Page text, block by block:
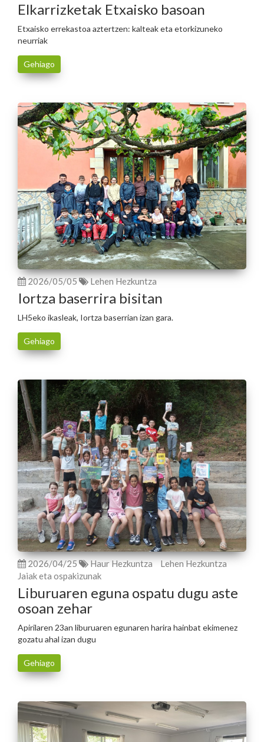
Elkarrizketak Etxaisko basoan
Etxaisko errekastoa aztertzen: kalteak eta etorkizuneko
neurriak
Gehiago
2026/05/05 Lehen Hezkuntza
Iortza baserrira bisitan
LH5eko ikasleak, Iortza baserrian izan gara.
Gehiago
2026/04/25 Haur Hezkuntza
Lehen Hezkuntza
Jaiak eta ospakizunak
Liburuaren eguna ospatu dugu aste
osoan zehar
Apirilaren 23an liburuaren egunaren harira hainbat ekimenez
gozatu ahal izan dugu
Gehiago